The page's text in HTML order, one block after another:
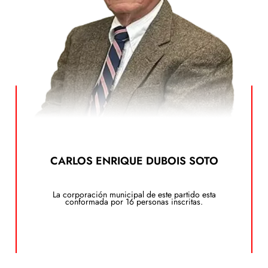
CARLOS ENRIQUE DUBOIS SOTO
La corporación municipal de este partido esta
conformada por 16 personas inscritas.
Plan de Gobierno
dando clic en el siguiente botón: